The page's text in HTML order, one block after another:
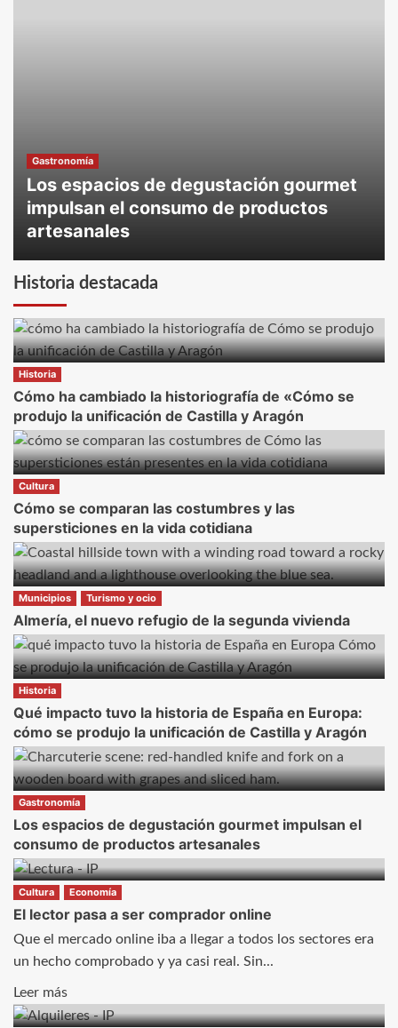
Gastronomía
Los espacios de degustación gourmet
impulsan el consumo de productos
artesanales
Historia destacada
Historia
Cómo ha cambiado la historiografía de «Cómo se
produjo la unificación de Castilla y Aragón
Cultura
Cómo se comparan las costumbres y las
supersticiones en la vida cotidiana
Municipios Turismo y ocio
Almería, el nuevo refugio de la segunda vivienda
Historia
Qué impacto tuvo la historia de España en Europa:
cómo se produjo la unificación de Castilla y Aragón
Gastronomía
Los espacios de degustación gourmet impulsan el
consumo de productos artesanales
Cultura Economía
El lector pasa a ser comprador online
Que el mercado online iba a llegar a todos los sectores era
un hecho comprobado y ya casi real. Sin...
Leer másLeer
más